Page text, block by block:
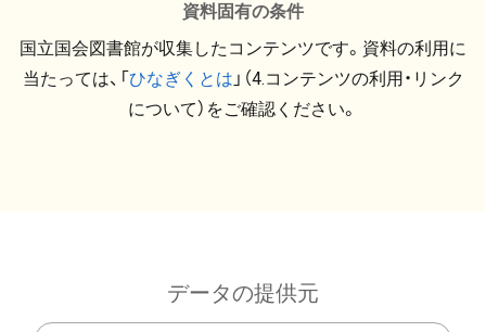
資料固有の条件
国立国会図書館が収集したコンテンツです。資料の利用に
当たっては、「ひなぎくとは 」（4.コンテンツの利用・リンク
について）をご確認ください。
データの提供元